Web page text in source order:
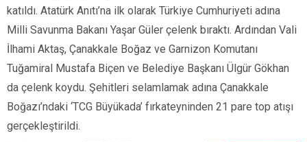
katıldı. Atatürk Anıtı’na ilk olarak Türkiye Cumhuriyeti adına
Milli Savunma Bakanı Yaşar Güler çelenk bıraktı. Ardından Vali
İlhami Aktaş, Çanakkale Boğaz ve Garnizon Komutanı
Tuğamiral Mustafa Biçen ve Belediye Başkanı Ülgür Gökhan
da çelenk koydu. Şehitleri selamlamak adına Çanakkale
Boğazı’ndaki ‘TCG Büyükada’ fırkateyninden 21 pare top atışı
gerçekleştirildi.